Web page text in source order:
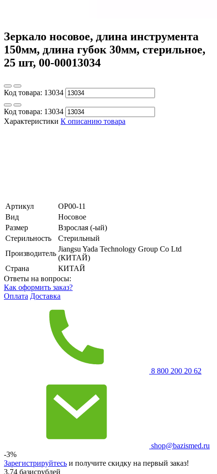
Зеркало носовое, длина инструмента
150мм, длина губок 30мм, стерильное,
25 шт, 00-00013034
Код товара: 13034
Код товара: 13034
Характеристики К описанию товара
Артикул
ОР00-11
Вид
Носовое
Размер
Взрослая (-ый)
Стерильность
Стерильный
Производитель
Jiangsu Yada Technology Group Co Ltd
(КИТАЙ)
Страна
КИТАЙ
Ответы на вопросы:
Как оформить заказ?
Оплата Доставка
8 800 200 20 62
shop@bazismed.ru
-3%
Зарегистрируйтесь и получите скидку на первый заказ!
3.74 базисрублей